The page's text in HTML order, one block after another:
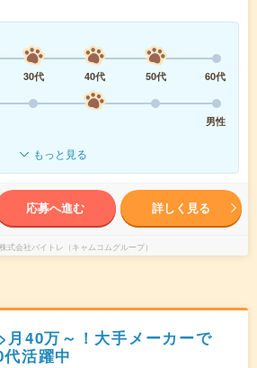
30代 40代 50代
60代
男性
もっと見る
応募へ進む 詳しく見る
株式会社バイトレ（キャムコムグループ）
月40万～！大手メーカーで
活躍中